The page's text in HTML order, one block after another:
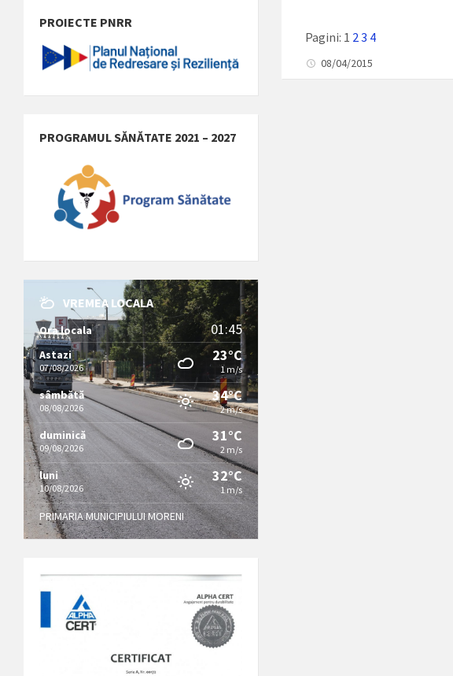
Pagini: 1 2 3 4
08/04/2015
PROIECTE PNRR
PROGRAMUL SĂNĂTATE 2021 – 2027
VREMEA LOCALA
Ora locala 01:45
Astazi
07/08/2026
23°C
1 m/s
sâmbătă
08/08/2026
34°C
2 m/s
duminică
09/08/2026
31°C
2 m/s
luni
10/08/2026
32°C
1 m/s
PRIMARIA MUNICIPIULUI MORENI